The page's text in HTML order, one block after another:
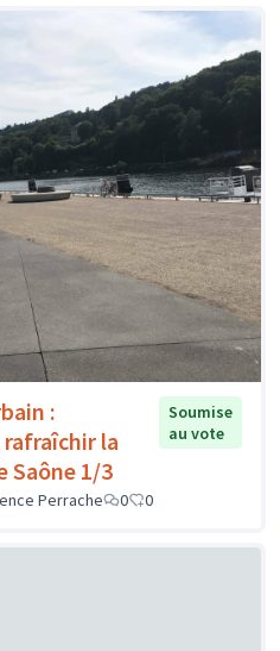
:
la
Saône 1/3
Soumise
au vote
Perrache 0 0